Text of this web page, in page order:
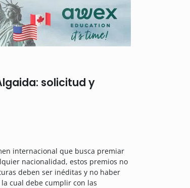
solicitud y
internacional que busca premiar
nacionalidad, estos premios no
deben ser inéditas y no haber
cual debe cumplir con las